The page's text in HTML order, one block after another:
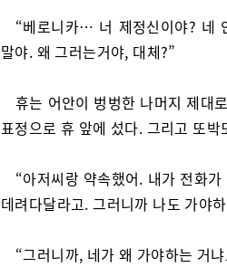
“베로니카… 너 제정신이야? 네
말야. 왜 그러는거야, 대체?”
휴는 어안이 벙벙한 나머지 제대
표정으로 휴 앞에 섰다. 그리고 또박
“아저씨랑 약속했어. 내가 전화
데려다달라고. 그러니까 나도 가야
“그러니까, 네가 왜 가야하는 거